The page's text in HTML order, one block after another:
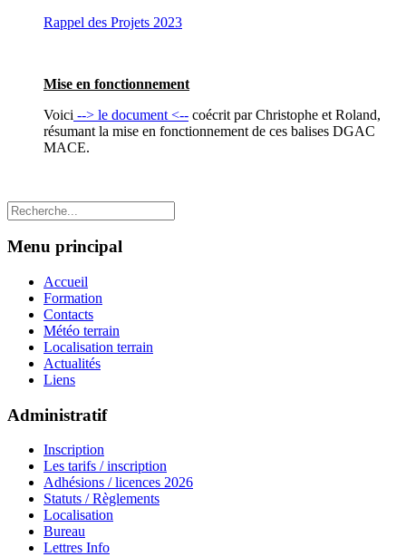
Rappel des Projets 2023
Mise en fonctionnement
Voici --> le document <-- coécrit par Christophe et Roland,
résumant la mise en fonctionnement de ces balises DGAC
MACE.
Menu principal
Accueil
Formation
Contacts
Météo terrain
Localisation terrain
Actualités
Liens
Administratif
Inscription
Les tarifs / inscription
Adhésions / licences 2026
Statuts / Règlements
Localisation
Bureau
Lettres Info